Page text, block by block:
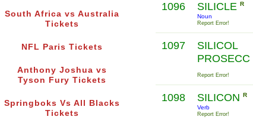
South Africa vs Australia
Tickets
NFL Paris Tickets
Anthony Joshua vs
Tyson Fury Tickets
Springboks Vs All Blacks
Tickets
1096 SILICLE R
Noun
Report Error!
1097
SILICOL
PROSECC
Report Error!
1098 SILICON R
Verb
Report Error!